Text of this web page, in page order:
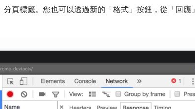
分頁標籤。您也可以透過新的「格式」 按鈕，從「回應」